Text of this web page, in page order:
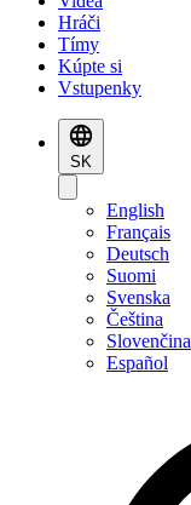
Hráči
Tímy
Kúpte si
Vstupenky
SK
English
Français
Deutsch
Suomi
Svenska
Čeština
Slovenčina
Español